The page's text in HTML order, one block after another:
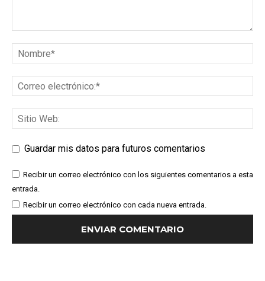
Guardar mis datos para futuros comentarios
Recibir un correo electrónico con los siguientes comentarios a esta
entrada.
Recibir un correo electrónico con cada nueva entrada.